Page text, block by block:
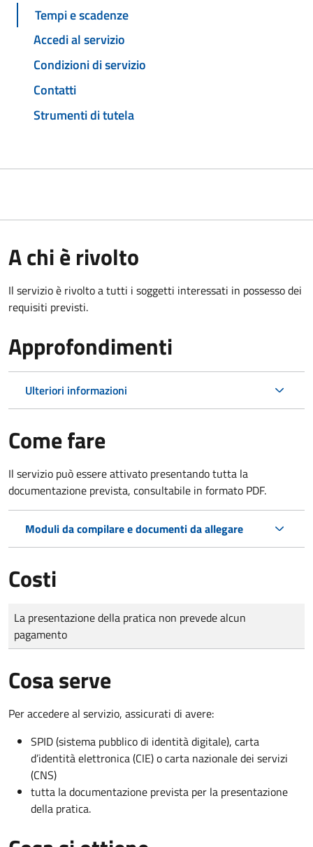
Tempi e scadenze
Accedi al servizio
Condizioni di servizio
Contatti
Strumenti di tutela
A chi è rivolto
Il servizio è rivolto a tutti i soggetti interessati in possesso dei
requisiti previsti.
Approfondimenti
Ulteriori informazioni
Come fare
Il servizio può essere attivato presentando tutta la
documentazione prevista, consultabile in formato PDF.
Moduli da compilare e documenti da allegare
Costi
Tipo di pagamento
Importo
La presentazione della pratica non prevede alcun
pagamento
Cosa serve
Per accedere al servizio, assicurati di avere:
SPID (sistema pubblico di identità digitale), carta
d’identità elettronica (CIE) o carta nazionale dei servizi
(CNS)
tutta la documentazione prevista per la presentazione
della pratica.